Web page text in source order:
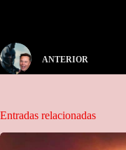
ANTERIOR
Entradas relacionadas